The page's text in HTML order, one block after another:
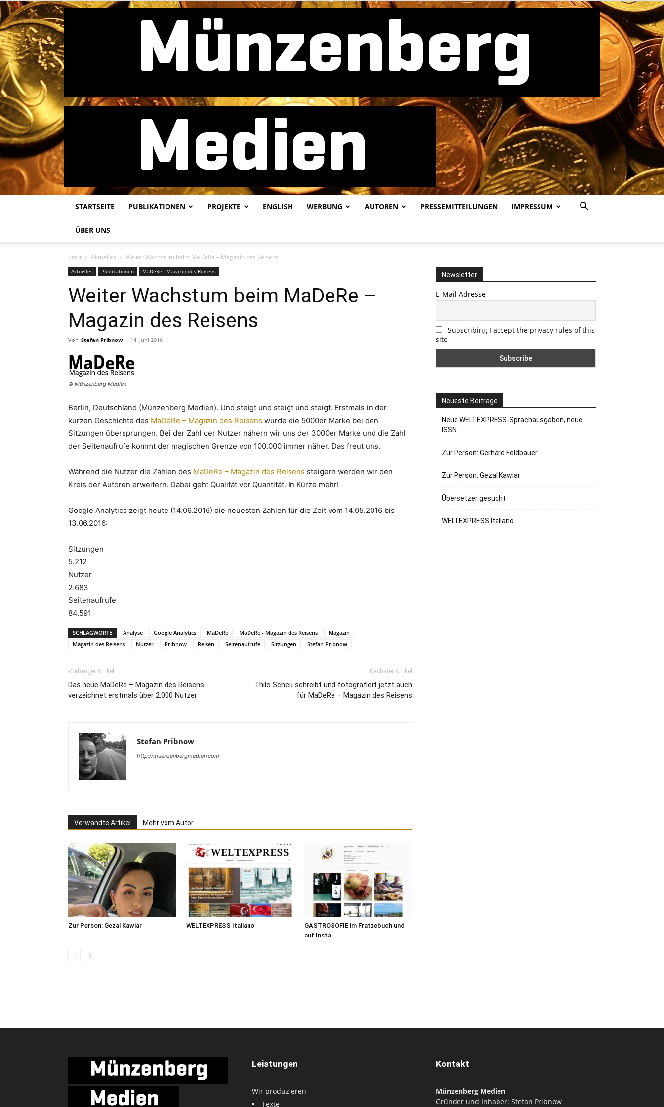
Medien
STARTSEITE PUBLIKATIONEN PROJEKTE ENGLISH WERBUNG AUTOREN PRESSEMITTEILUNGEN IMPRESSUM
ÜBER UNS
Start Aktuelles Weiter Wachstum beim MaDeRe – Magazin des Reisens
Aktuelles Publikationen MaDeRe - Magazin des Reisens
Weiter Wachstum beim MaDeRe –
Magazin des Reisens
Von Stefan Pribnow - 14. Juni 2016
© Münzenberg Medien
Berlin, Deutschland (Münzenberg Medien). Und steigt und steigt und steigt. Erstmals in der
kurzen Geschichte des MaDeRe – Magazin des Reisens wurde die 5000er Marke bei den
Sitzungen übersprungen. Bei der Zahl der Nutzer nähern wir uns der 3000er Marke und die Zahl
der Seitenaufrufe kommt der magischen Grenze von 100.000 immer näher. Das freut uns.
Während die Nutzer die Zahlen des MaDeRe – Magazin des Reisens steigern werden wir den
Kreis der Autoren erweitern. Dabei geht Qualität vor Quantität. In Kürze mehr!
Google Analytics zeigt heute (14.06.2016) die neuesten Zahlen für die Zeit vom 14.05.2016 bis
13.06.2016:
Sitzungen
5.212
Nutzer
2.683
Seitenaufrufe
84.591
SCHLAGWORTE Analyse Google Analytics MaDeRe MaDeRe - Magazin des Reisens
Magazin
Magazin des Reisens
Nutzer Pribnow Reisen Seitenaufrufe Sitzungen Stefan Pribnow
Vorheriger Artikel
Das neue MaDeRe – Magazin des Reisens
verzeichnet erstmals über 2.000 Nutzer
Nächster Artikel
Thilo Scheu schreibt und fotografiert jetzt auch
für MaDeRe – Magazin des Reisens
Stefan Pribnow
http://muenzenbergmedien.com
Verwandte Artikel Mehr vom Autor
Zur Person: Gezal Kawiar WELTEXPRESS Italiano
GASTROSOFIE im Fratzebuch und
auf Insta
Newsletter
E-Mail-Adresse
Subscribing I accept the privacy rules of this
site
Neueste Beiträge
Neue WELTEXPRESS-Sprachausgaben, neue
ISSN
Zur Person: Gerhard Feldbauer
Zur Person: Gezal Kawiar
Übersetzer gesucht
WELTEXPRESS Italiano
Leistungen
Wir produzieren
Texte
Kontakt
Münzenberg Medien
Gründer und Inhaber: Stefan Pribnow